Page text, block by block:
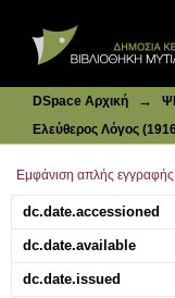
DSpace Αρχική →
Ελεύθερος Λόγος
Εμφάνιση απλής εγγραφής
dc.date.accessioned
dc.date.available
dc.date.issued